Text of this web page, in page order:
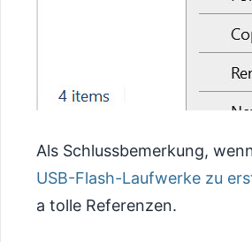
Als Schlussbemerkung,
USB-Flash-Laufwerke zu
a tolle Referenzen.